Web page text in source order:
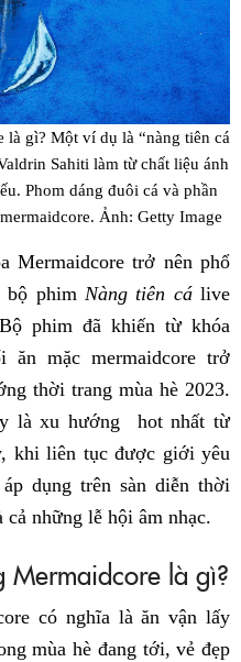
là gì? Một ví dụ là “nàng tiên cá
Sahiti làm từ chất liệu ánh
Phom dáng đuôi cá và phần
Ảnh: Getty Image
Mermaidcore trở nên phổ
bộ phim Nàng tiên cálive
phim đã khiến từ khóa
ăn mặc mermaidcore trở
thời trang mùa hè 2023.
là xu hướng hot nhất từ
khi liên tục được giới yêu
dụng trên sàn diễn thời
những lễ hội âm nhạc.
Mermaidcore là gì?
có nghĩa là ăn vận lấy
mùa hè đang tới, vẻ đẹp